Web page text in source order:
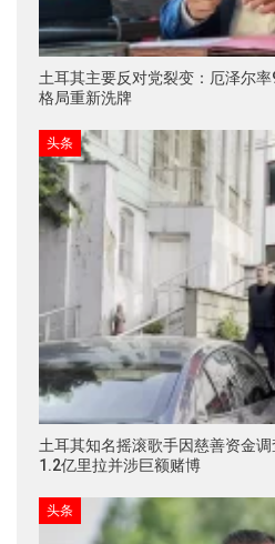
土耳其主要反对党裂变：厄泽尔
格局重新洗牌
头条
土耳其知名摇滚歌手因慈善资金
1.2亿里拉并涉巨额赌博
头条